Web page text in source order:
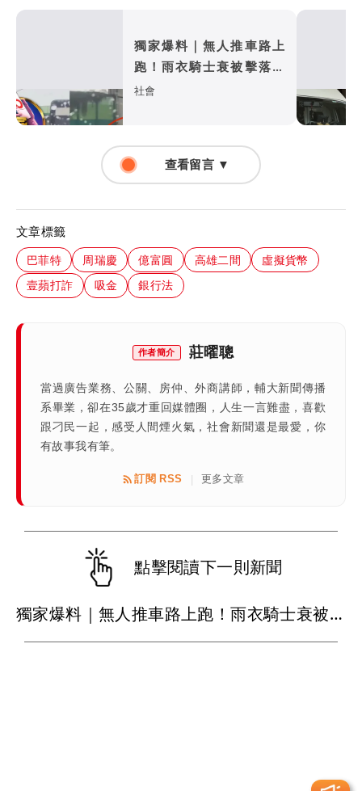
獨家爆料｜無人推車路上
跑！雨衣騎士衰被擊落
「兇手」竟是黑貓宅配
社會
查看留言 ▼
文章標籤
巴菲特 周瑞慶 億富圓 高雄二間
虛擬貨幣
壹蘋打詐
吸金 銀行法
作者簡介 莊曜聰
當過廣告業務、公關、房仲、外商講師，輔大新聞傳播
系畢業，卻在35歲才重回媒體圈，人生一言難盡，喜歡
跟刁民一起，感受人間煙火氣，社會新聞還是最愛，你
有故事我有筆。
訂閱 RSS 更多文章
點擊閱讀下一則新聞
獨家爆料｜無人推車路上跑！雨衣騎士衰被擊落 「兇手」竟是黑貓宅配